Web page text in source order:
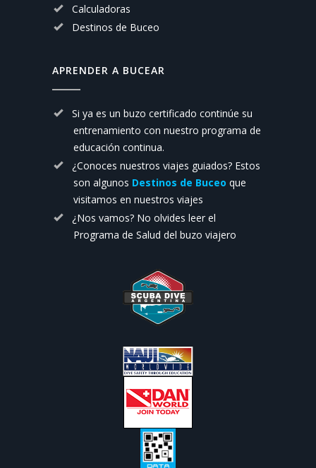
Calculadoras
Destinos de Buceo
APRENDER A BUCEAR
Si ya es un buzo certificado continúe su
entrenamiento con nuestro programa de
educación continua.
¿Conoces nuestros viajes guiados? Estos
son algunos Destinos de Buceo que
visitamos en nuestros viajes
¿Nos vamos? No olvides leer el
Programa de Salud del buzo viajero